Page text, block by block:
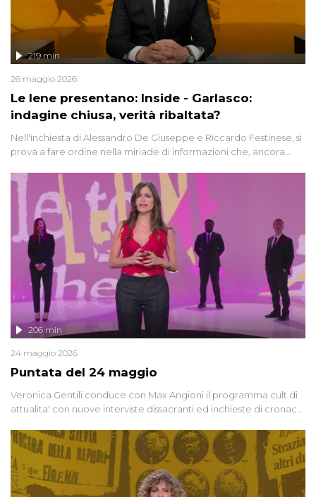
Le Iene presentano: Inside - Garlasco:
indagine chiusa, verità ribaltata?
219 min
26 maggio 2026
Nell'inchiesta di Alessandro De Giuseppe e Riccardo Festinese, si
prova a fare ordine nella miriade di informazioni che, ancora
giudiziarie più discusse degli ultimi anni. Lo speciale ricostruisce la
vicenda mettendo in fila testimonianze, errori, dettagli
controversi e i protagonisti di un'indagine che sembra non avere
fine.
Puntata del 24 maggio
206 min
24 maggio 2026
Veronica Gentili conduce con Max Angioni il programma cult di
attualita' con nuove interviste dissacranti ed inchieste di cronaca